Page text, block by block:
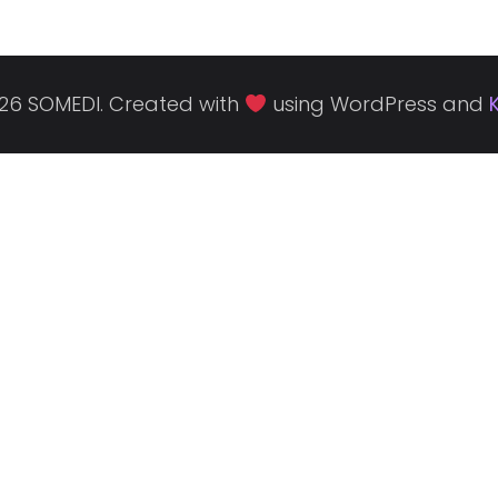
SOMEDI. Created with using WordPress and